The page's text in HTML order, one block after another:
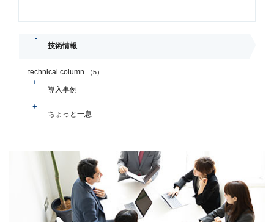
技術情報
technical column （5）
導入事例
ちょっと一息